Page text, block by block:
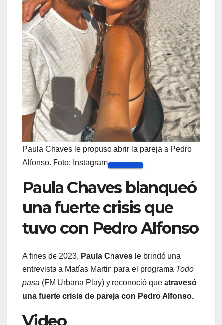
Paula Chaves le propuso abrir la pareja a Pedro
Alfonso. Foto: Instagram
Paula Chaves blanqueó
una fuerte crisis que
tuvo con Pedro Alfonso
A fines de 2023, Paula Chaves le brindó una
entrevista a Matías Martin para el programa Todo
pasa (FM Urbana Play) y reconoció que atravesó
una fuerte crisis de pareja con Pedro Alfonso.
Video